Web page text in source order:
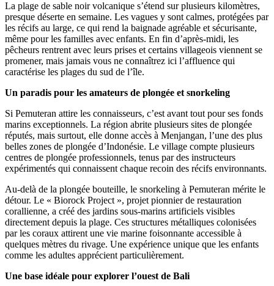
La plage de sable noir volcanique s’étend sur plusieurs kilomètres,
presque déserte en semaine. Les vagues y sont calmes, protégées par
les récifs au large, ce qui rend la baignade agréable et sécurisante,
même pour les familles avec enfants. En fin d’après-midi, les
pêcheurs rentrent avec leurs prises et certains villageois viennent se
promener, mais jamais vous ne connaîtrez ici l’affluence qui
caractérise les plages du sud de l’île.
Un paradis pour les amateurs de plongée et snorkeling
Si Pemuteran attire les connaisseurs, c’est avant tout pour ses fonds
marins exceptionnels. La région abrite plusieurs sites de plongée
réputés, mais surtout, elle donne accès à Menjangan, l’une des plus
belles zones de plongée d’Indonésie. Le village compte plusieurs
centres de plongée professionnels, tenus par des instructeurs
expérimentés qui connaissent chaque recoin des récifs environnants.
Au-delà de la plongée bouteille, le snorkeling à Pemuteran mérite le
détour. Le « Biorock Project », projet pionnier de restauration
corallienne, a créé des jardins sous-marins artificiels visibles
directement depuis la plage. Ces structures métalliques colonisées
par les coraux attirent une vie marine foisonnante accessible à
quelques mètres du rivage. Une expérience unique que les enfants
comme les adultes apprécient particulièrement.
Une base idéale pour explorer l’ouest de Bali